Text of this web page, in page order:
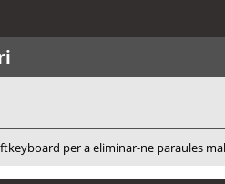
per a eliminar-ne paraules